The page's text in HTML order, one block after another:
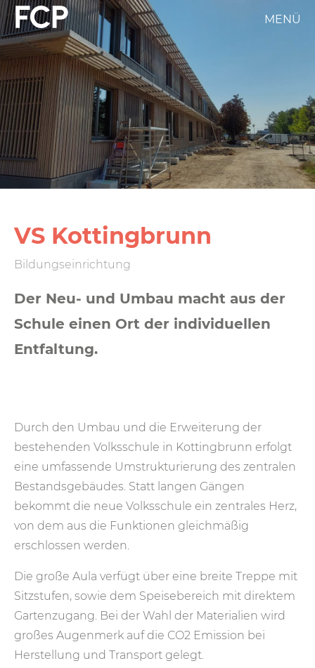
Direkt
zum
Inhalt
FCP
Hauptnavigation
weißes
Logo
MENÜ
VS Kotting­brunn
Bildungseinrichtung
Der Neu- und Umbau macht aus der
Schule einen Ort der individuellen
Entfaltung.
Durch den Umbau und die Erweiterung der
bestehenden Volksschule in Kottingbrunn erfolgt
eine umfassende Umstrukturierung des zentralen
Bestandsgebäudes. Statt langen Gängen
bekommt die neue Volksschule ein zentrales Herz,
von dem aus die Funktionen gleichmäßig
erschlossen werden.
Die große Aula verfügt über eine breite Treppe mit
Sitzstufen, sowie dem Speisebereich mit direktem
Gartenzugang. Bei der Wahl der Materialien wird
großes Augenmerk auf die CO2 Emission bei
Herstellung und Transport gelegt.